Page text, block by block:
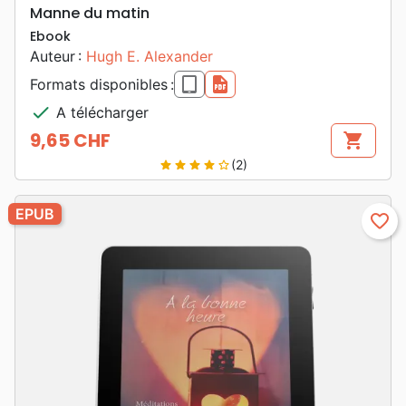
Manne du matin
Ebook
Auteur : Hugh E. Alexander
Formats disponibles : epub
pdf
check A télécharger
Prix
9,65 CHF shopping_cart
star star star star star_border(2)
EPUB favorite_border